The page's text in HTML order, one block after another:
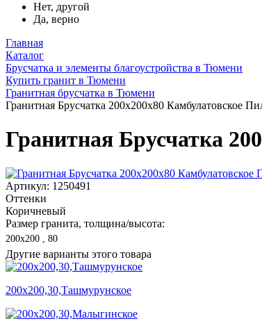
Нет, другой
Да, верно
Главная
Каталог
Брусчатка и элементы благоустройства в Тюмени
Купить гранит в Тюмени
Гранитная брусчатка в Тюмени
Гранитная Брусчатка 200х200x80 Камбулатовское
Гранитная Брусчатка
Артикул: 1250491
Оттенки
Коричневый
Размер гранита, толщина/высота:
200х200 , 80
Другие варианты этого товара
200х200,30,Ташмурунское